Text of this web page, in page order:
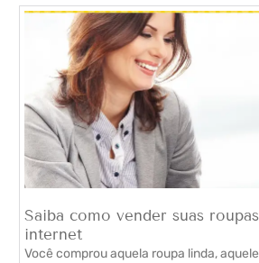
Saiba como vender suas
internet
Você comprou aquela roupa linda,